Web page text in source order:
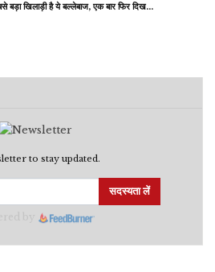
बड़ा खिलाड़ी है ये बल्लेबाज, एक बार फिर दिख…
to stay updated.
सदस्यता लें